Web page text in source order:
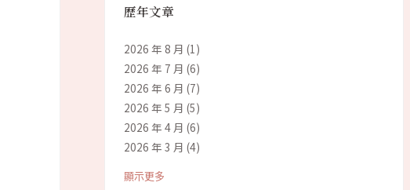
歷年文章
2026 年 8 月 (1)
2026 年 7 月 (6)
2026 年 6 月 (7)
2026 年 5 月 (5)
2026 年 4 月 (6)
2026 年 3 月 (4)
顯示更多